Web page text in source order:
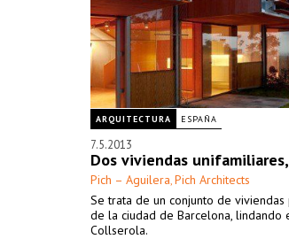
ARQUITECTURA ESPAÑA
7.5.2013
Dos viviendas
Pich – Aguilera, Pich Architects
Se trata de un conjunto de
de la ciudad de Barcelona, lindando
Collserola.